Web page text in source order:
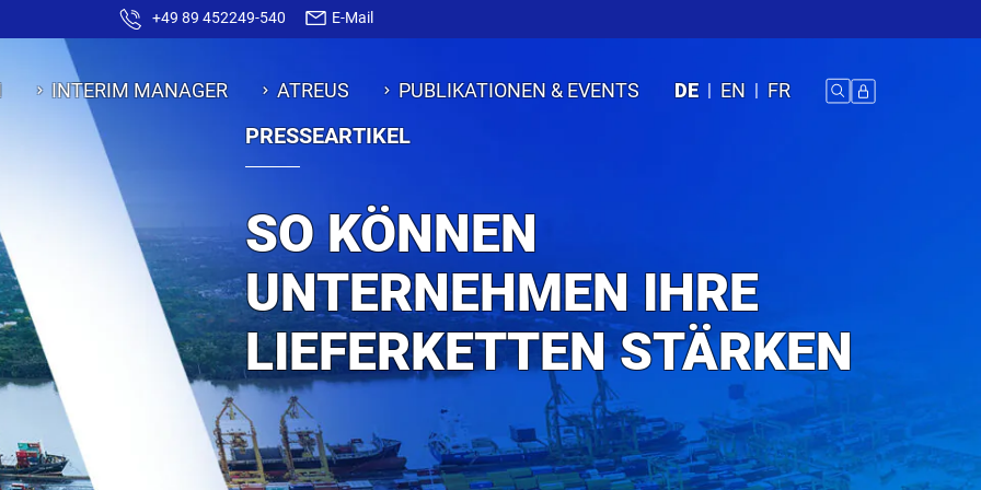
+49 89 452249-540 E-Mail
INTERIM MANAGER ATREUS PUBLIKATIONEN & EVENTS DE EN FR
PRESSEARTIKEL
SO KÖNNEN
UNTERNEHMEN IHRE
LIEFERKETTEN STÄRKEN